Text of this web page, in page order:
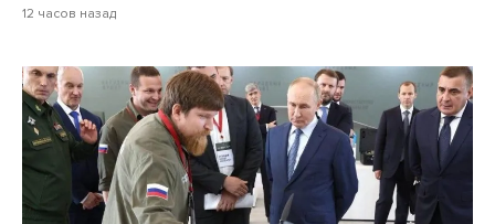
12 часов назад